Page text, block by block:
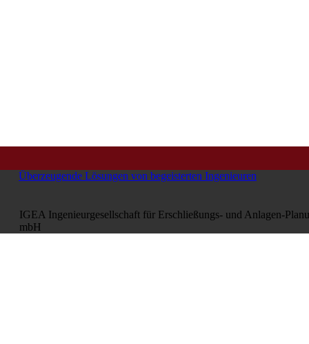
Überzeugende Lösungen von begeisterten Ingenieuren
IGEA Ingenieurgesellschaft für Erschließungs- und Anlagen-
mbH